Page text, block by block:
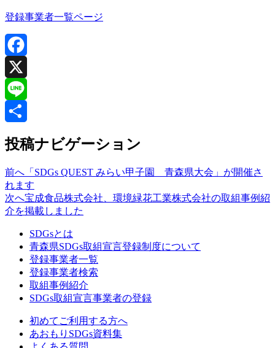
登録事業者一覧ページ
Facebook
X
Line
有
投稿ナビゲーション
前へ 「SDGs QUEST みらい甲子園 青森県大会」が開催さ
れます
次へ宝成食品株式会社、環境緑花工業株式会社の取組事例紹
介を掲載しました
SDGsとは
青森県SDGs取組宣言登録制度について
登録事業者一覧
登録事業者検索
取組事例紹介
SDGs取組宣言事業者の登録
初めてご利用する方へ
あおもりSDGs資料集